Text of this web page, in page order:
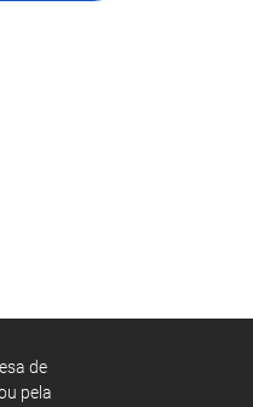
de
pela